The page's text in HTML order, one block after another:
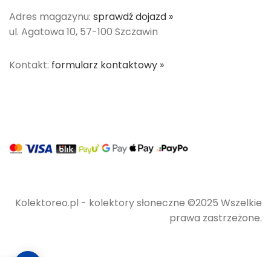
Adres magazynu: sprawdź dojazd »
ul. Agatowa 10, 57-100 Szczawin
Kontakt: formularz kontaktowy »
Kolektoreo.pl - kolektory słoneczne ©2025 Wszelkie
prawa zastrzeżone.